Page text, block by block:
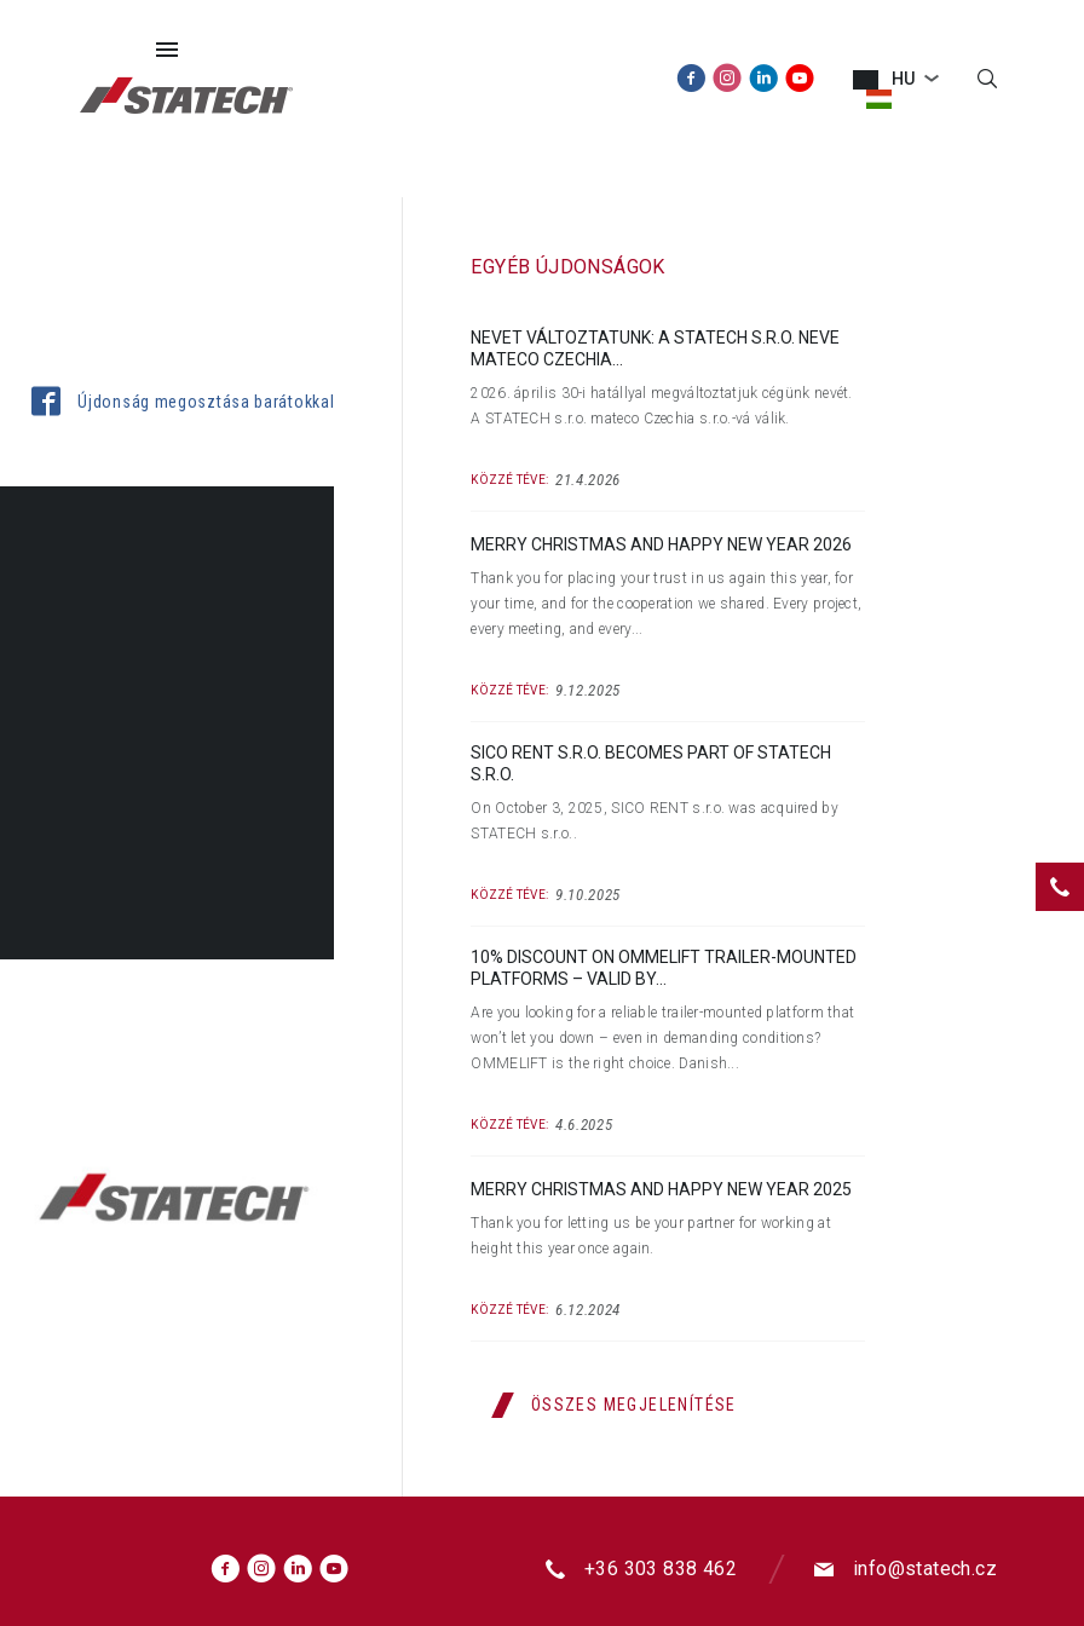
HU
Újdonság megosztása barátokkal
EGYÉB ÚJDONSÁGOK
NEVET VÁLTOZTATUNK: A STATECH S.R.O. NEVE
MATECO CZECHIA...
2026. április 30-i hatállyal megváltoztatjuk cégünk nevét.
A STATECH s.r.o. mateco Czechia s.r.o.-vá válik.
KÖZZÉ TÉVE: 21.4.2026
MERRY CHRISTMAS AND HAPPY NEW YEAR 2026
Thank you for placing your trust in us again this year, for
your time, and for the cooperation we shared. Every project,
every meeting, and every...
KÖZZÉ TÉVE: 9.12.2025
SICO RENT S.R.O. BECOMES PART OF STATECH
S.R.O.
On October 3, 2025, SICO RENT s.r.o. was acquired by
STATECH s.r.o..
KÖZZÉ TÉVE: 9.10.2025
10% DISCOUNT ON OMMELIFT TRAILER-MOUNTED
PLATFORMS – VALID BY...
Are you looking for a reliable trailer-mounted platform that
won’t let you down – even in demanding conditions?
OMMELIFT is the right choice. Danish...
KÖZZÉ TÉVE: 4.6.2025
MERRY CHRISTMAS AND HAPPY NEW YEAR 2025
Thank you for letting us be your partner for working at
height this year once again.
KÖZZÉ TÉVE: 6.12.2024
ÖSSZES MEGJELENÍTÉSE
+36 303 838 462 info@statech.cz